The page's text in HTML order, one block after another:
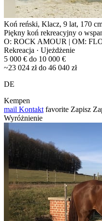
Koń reński, Klacz, 9 lat, 170
Piękny koń rekreacyjny o
O: ROCK AMOUR | OM:
Rekreacja · Ujeżdżenie
5 000 € do 10 000 €
~23 024 zł do 46 040 zł
DE
Kempen
mail Kontakt favorite Zapisz
Wyróżnienie